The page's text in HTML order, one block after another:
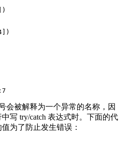
会被解释为一个异常的名称，因
写 try/catch 表达式时。下面的代
为了防止发生错误：